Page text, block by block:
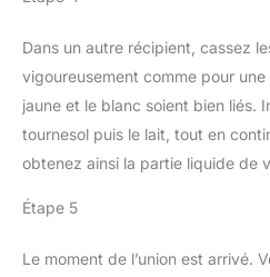
Dans un autre récipient, cassez
vigoureusement comme pour
jaune et le blanc soient bien liés.
tournesol puis le lait, tout en
obtenez ainsi la partie liquide de
Étape 5
Le moment de l’union est arrivé.